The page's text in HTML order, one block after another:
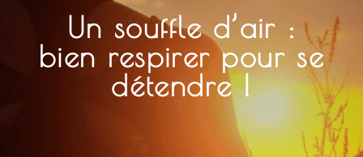
Un souffle d’air :
bien respirer pour se
détendre !